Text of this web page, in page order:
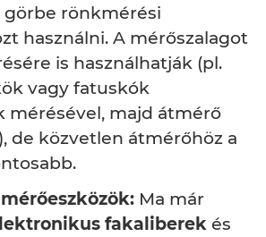
görbe rönkmérési
használni. A mérőszalagot
is használhatják (pl.
vagy fatuskók
mérésével, majd átmérő
de közvetlen átmérőhöz a
Ma már
fakaliberek és